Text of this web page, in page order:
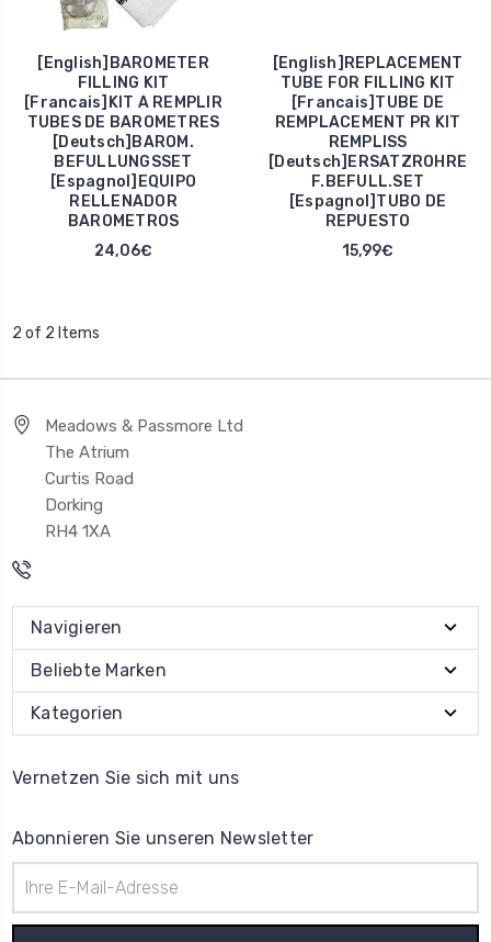
[English]BAROMETER
FILLING KIT
[Francais]KIT A REMPLIR
TUBES DE BAROMETRES
[Deutsch]BAROM.
BEFULLUNGSSET
[Espagnol]EQUIPO
RELLENADOR
BAROMETROS
24,06€
[English]REPLACEMENT
TUBE FOR FILLING KIT
[Francais]TUBE DE
REMPLACEMENT PR KIT
REMPLISS
[Deutsch]ERSATZROHRE
F.BEFULL.SET
[Espagnol]TUBO DE
REPUESTO
15,99€
2 of 2 Items
Meadows & Passmore Ltd
The Atrium
Curtis Road
Dorking
RH4 1XA
Navigieren
Beliebte Marken
Kategorien
Vernetzen Sie sich mit uns
Abonnieren Sie unseren Newsletter
Mail-
Adresse